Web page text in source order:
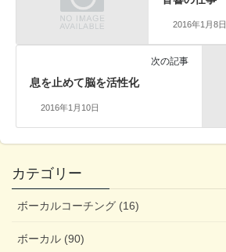
2016年1月8日
次の記事
息を止めて脳を活性化
2016年1月10日
カテゴリー
ボーカルコーチング (16)
ボーカル (90)